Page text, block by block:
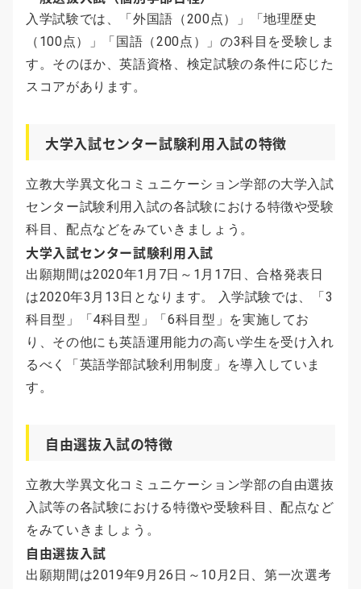
入学試験では、「外国語（200点）」「地理歴史
（100点）」「国語（200点）」の3科目を受験しま
す。そのほか、英語資格、検定試験の条件に応じた
スコアがあります。
大学入試センター試験利用入試の特徴
立教大学異文化コミュニケーション学部の大学入試
センター試験利用入試の各試験における特徴や受験
科目、配点などをみていきましょう。
大学入試センター試験利用入試
出願期間は2020年1月7日～1月17日、合格発表日
は2020年3月13日となります。 入学試験では、「3
科目型」「4科目型」「6科目型」を実施してお
り、その他にも英語運用能力の高い学生を受け入れ
るべく「英語学部試験利用制度」を導入していま
す。
自由選抜入試の特徴
立教大学異文化コミュニケーション学部の自由選抜
入試等の各試験における特徴や受験科目、配点など
をみていきましょう。
自由選抜入試
出願期間は2019年9月26日～10月2日、第一次選考